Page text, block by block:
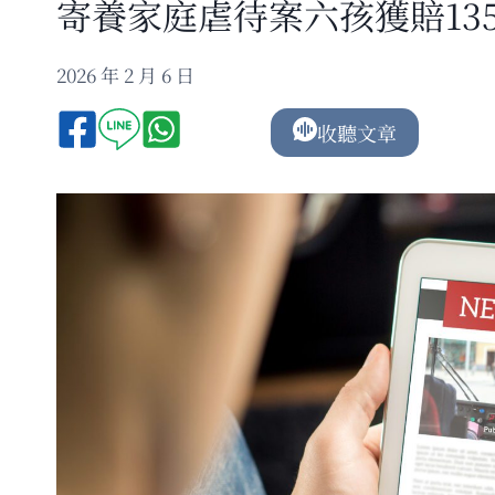
寄養家庭虐待案六孩獲賠
2026 年 2 月 6 日
收聽文章